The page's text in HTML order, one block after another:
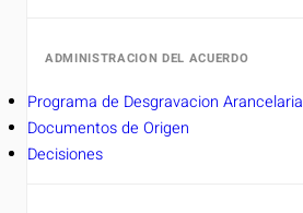
ADMINISTRACION DEL ACUERDO
Programa de Desgravacion Arancelaria
Documentos de Origen
Decisiones